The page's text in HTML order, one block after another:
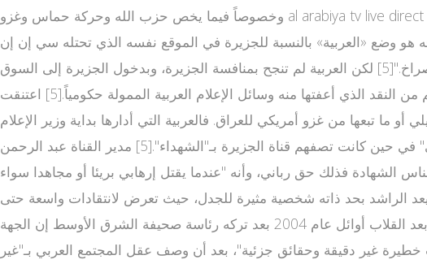
وخصوصاً فيما يخص حزب الله وحركة حماس وغزو al arabiya tv live direct العراق. حاولت القناة تقليد قناة الجزيرة، فكانت معظم برامجها مشابهة إلى حد كبير لبرامج قناة الجزيرة أو مستوحاة
هو وضع «العربية» بالنسبة للجزيرة في الموقع نفسه الذي تحتله سي إن إن
من فوكس نيوز كمنفذ إعلامي هادئ ومتخصص معروفة بالتغطية الموضوعية وليس الآراء التي تقدم في صورة صراخ."[5] لكن العربية لم تنجح بمنافسة الجزيرة، وبدخول الجزيرة إلى السوق
الإعلامي العربي عام 1996 فقد الكثير من الشخصيات والعائلات الحاكمة في الخليج والسعودية خاصة، حصانتهم من النقد الذي أعفتها منه وسائل الإعلام العربية الممولة حكومياً.[5] اعتنقت
ما تبعها من غزو أمريكي للعراق. فالعربية التي أدارها بداية وزير الإعلام
الأردني الأسبق صالح القلاب أطلقت على من يقتلهم جنود الاحتلال الإسرائيلي من قنوت عربيه الفلسطينيين بـ"القتلى" في حين كانت تصفهم قناة الجزيرة بـ"الشهداء".[5] مدير القناة عبد الرحمن
الشهادة فذلك حق رباني، وأنه "عندما يقتل إرهابي بريئا أو مجاهدا سواء
أو مصر أو اليمن أو المغرب أو غيرها، نقول عنه قتيل، فلماذا نسميه في لبنان أو فلسطين شهيدا؟"[6] ويعد الراشد بحد ذاته شخصية مثيرة للجدل، حيث تعرض لانتقادات واسعة حتى
من داخل السعودية[7] لخطه التحريري مما أدى إلى تقديم استقالته.[8] ويرى الراشد الذي تم تعيينه كمدير للقناة بعد القلاب أوائل عام 2004 بعد تركه رئاسة صحيفة الشرق الأوسط إن الجهة
غير دقيقة وحقائق جزئية"، بعد أن وصف عقل المجتمع العربي بـ"غير